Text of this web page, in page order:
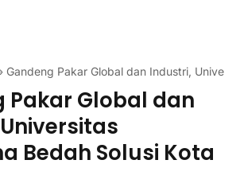
Gandeng Pakar Global dan Industri,
Pakar Global dan
Bedah Solusi Kota